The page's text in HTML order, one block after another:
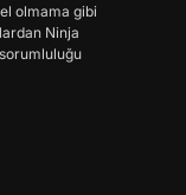
olmama gibi
Ninja